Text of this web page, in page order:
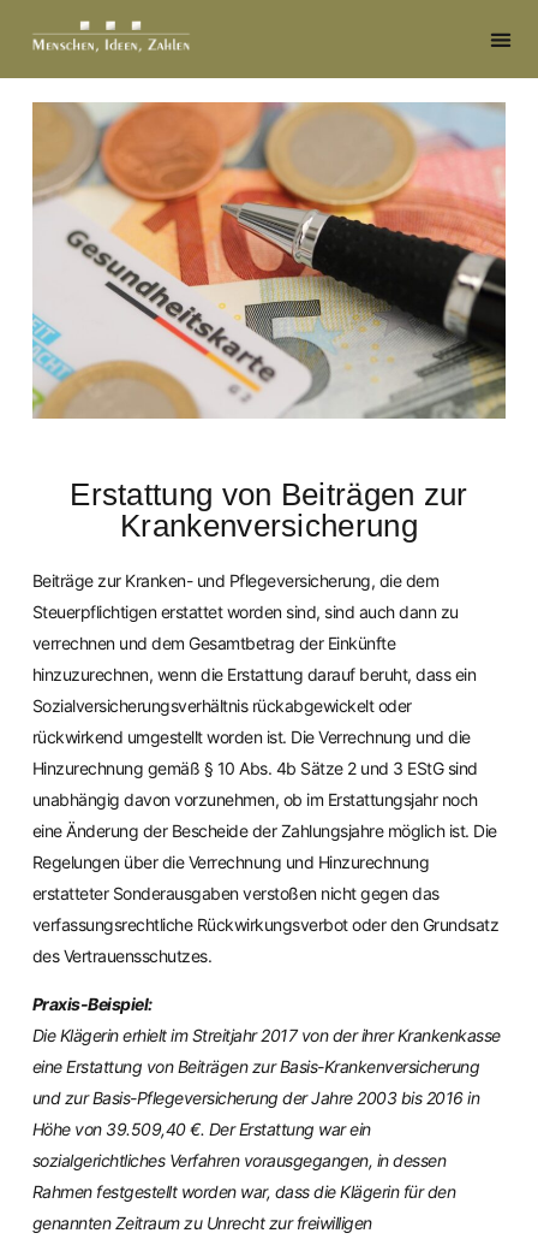
Erstattung von Beiträgen zur
Krankenversicherung
Beiträge zur Kranken- und Pflegeversicherung, die dem
Steuerpflichtigen erstattet worden sind, sind auch dann zu
verrechnen und dem Gesamtbetrag der Einkünfte
hinzuzurechnen, wenn die Erstattung darauf beruht, dass ein
Sozialversicherungsverhältnis rückabgewickelt oder
rückwirkend umgestellt worden ist. Die Verrechnung und die
Hinzurechnung gemäß § 10 Abs. 4b Sätze 2 und 3 EStG sind
unabhängig davon vorzunehmen, ob im Erstattungsjahr noch
eine Änderung der Bescheide der Zahlungsjahre möglich ist. Die
Regelungen über die Verrechnung und Hinzurechnung
erstatteter Sonderausgaben verstoßen nicht gegen das
verfassungsrechtliche Rückwirkungsverbot oder den Grundsatz
des Vertrauensschutzes.
Praxis-Beispiel:
Die Klägerin erhielt im Streitjahr 2017 von der ihrer Krankenkasse
eine Erstattung von Beiträgen zur Basis-Krankenversicherung
und zur Basis-Pflegeversicherung der Jahre 2003 bis 2016 in
Höhe von 39.509,40 €. Der Erstattung war ein
sozialgerichtliches Verfahren vorausgegangen, in dessen
Rahmen festgestellt worden war, dass die Klägerin für den
genannten Zeitraum zu Unrecht zur freiwilligen